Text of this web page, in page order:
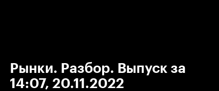
Рынки. Разбор. Выпуск за
14:07, 20.11.2022